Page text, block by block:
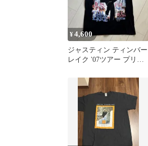
¥4,600
ジャスティン ティンバー
レイク '07ツアー プリン